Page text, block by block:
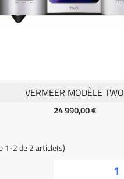
VERMEER MODÈLE TWO
Prix
24 990,00 €
1-2 de 2 article(s)
1